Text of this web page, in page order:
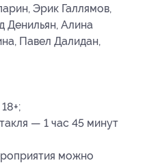
Эрик Галлямов,
Денильян, Алина
Павел Далидан,
— 1 час 45 минут
можно